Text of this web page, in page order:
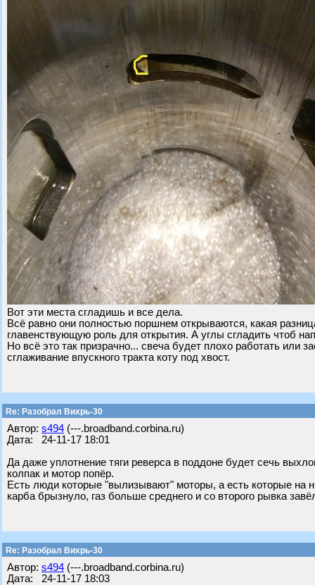
Вот эти места сгладишь и все дела.
Всё равно они полностью поршнем открываются, какая
главенствующую роль для открытия. А углы сгладить чтоб
Но всё это так призрачно... свеча будет плохо работать или
сглаживание впускного тракта коту под хвост.
Re: Разобрал Вихрь-30
Автор: s494 (---.broadband.corbina.ru)
Дата: 24-11-17 18:01
Да даже уплотнение тяги реверса в поддоне будет сечь
колпак и мотор попёр.
Есть люди которые "вылизывают" моторы, а есть которые на
карба брызнуло, газ больше среднего и со второго рывка
Re: Разобрал Вихрь-30
Автор: s494 (---.broadband.corbina.ru)
Дата: 24-11-17 18:03